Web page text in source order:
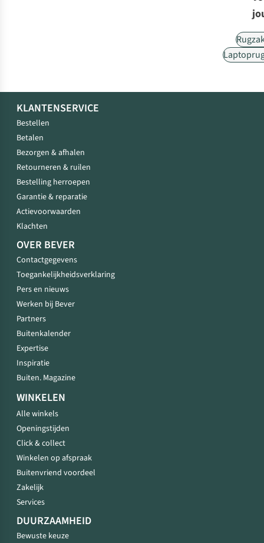
KLANTENSERVICE
Bestellen
Betalen
Bezorgen & afhalen
Retourneren & ruilen
Bestelling herroepen
Garantie & reparatie
Actievoorwaarden
Klachten
OVER BEVER
Contactgegevens
Toegankelijkheidsverklaring
Pers en nieuws
Werken bij Bever
Partners
Buitenkalender
Expertise
Inspiratie
Buiten. Magazine
WINKELEN
Alle winkels
Openingstijden
Click & collect
Winkelen op afspraak
Buitenvriend voordeel
Zakelijk
Services
DUURZAAMHEID
Bewuste keuze